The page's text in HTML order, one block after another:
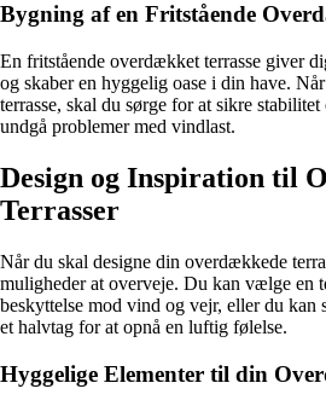
Bygning af en Fritstående
En fritstående overdækket terrasse giver
og skaber en hyggelig oase i din have.
terrasse, skal du sørge for at sikre
undgå problemer med vindlast.
Design og Inspiration til
Terrasser
Når du skal designe din overdækkede
muligheder at overveje. Du kan vælge en
beskyttelse mod vind og vejr, eller du kan
et halvtag for at opnå en luftig følelse.
Hyggelige Elementer til din